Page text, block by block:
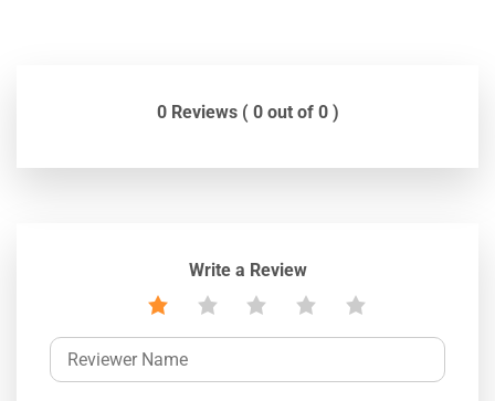
0 Reviews ( 0 out of 0 )
Write a Review